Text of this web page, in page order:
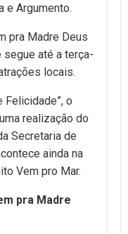
e Argumento.
pra Madre Deus
até a terça-
locais.
Felicidade”, o
realização do
Secretaria de
ainda na
Vem pro Mar.
pra Madre